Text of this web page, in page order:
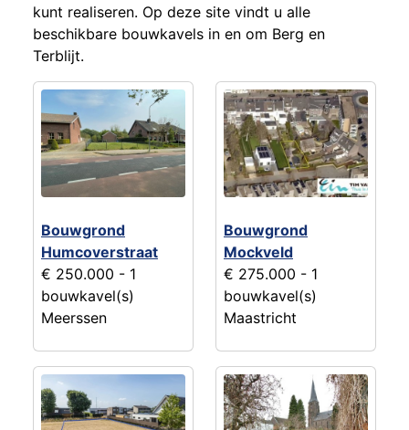
kunt realiseren. Op deze site vindt u alle
beschikbare bouwkavels in en om Berg en
Terblijt.
Bouwgrond
Humcoverstraat
€ 250.000 - 1
bouwkavel(s)
Meerssen
Bouwgrond
Mockveld
€ 275.000 - 1
bouwkavel(s)
Maastricht